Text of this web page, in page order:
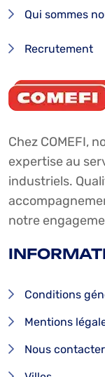
Qui sommes
Recrutement
Chez COMEFI,
expertise au
industriels.
notre
Conditions
Mentions
Nous contacter